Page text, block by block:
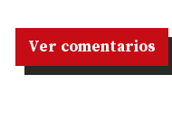
Ver comentarios